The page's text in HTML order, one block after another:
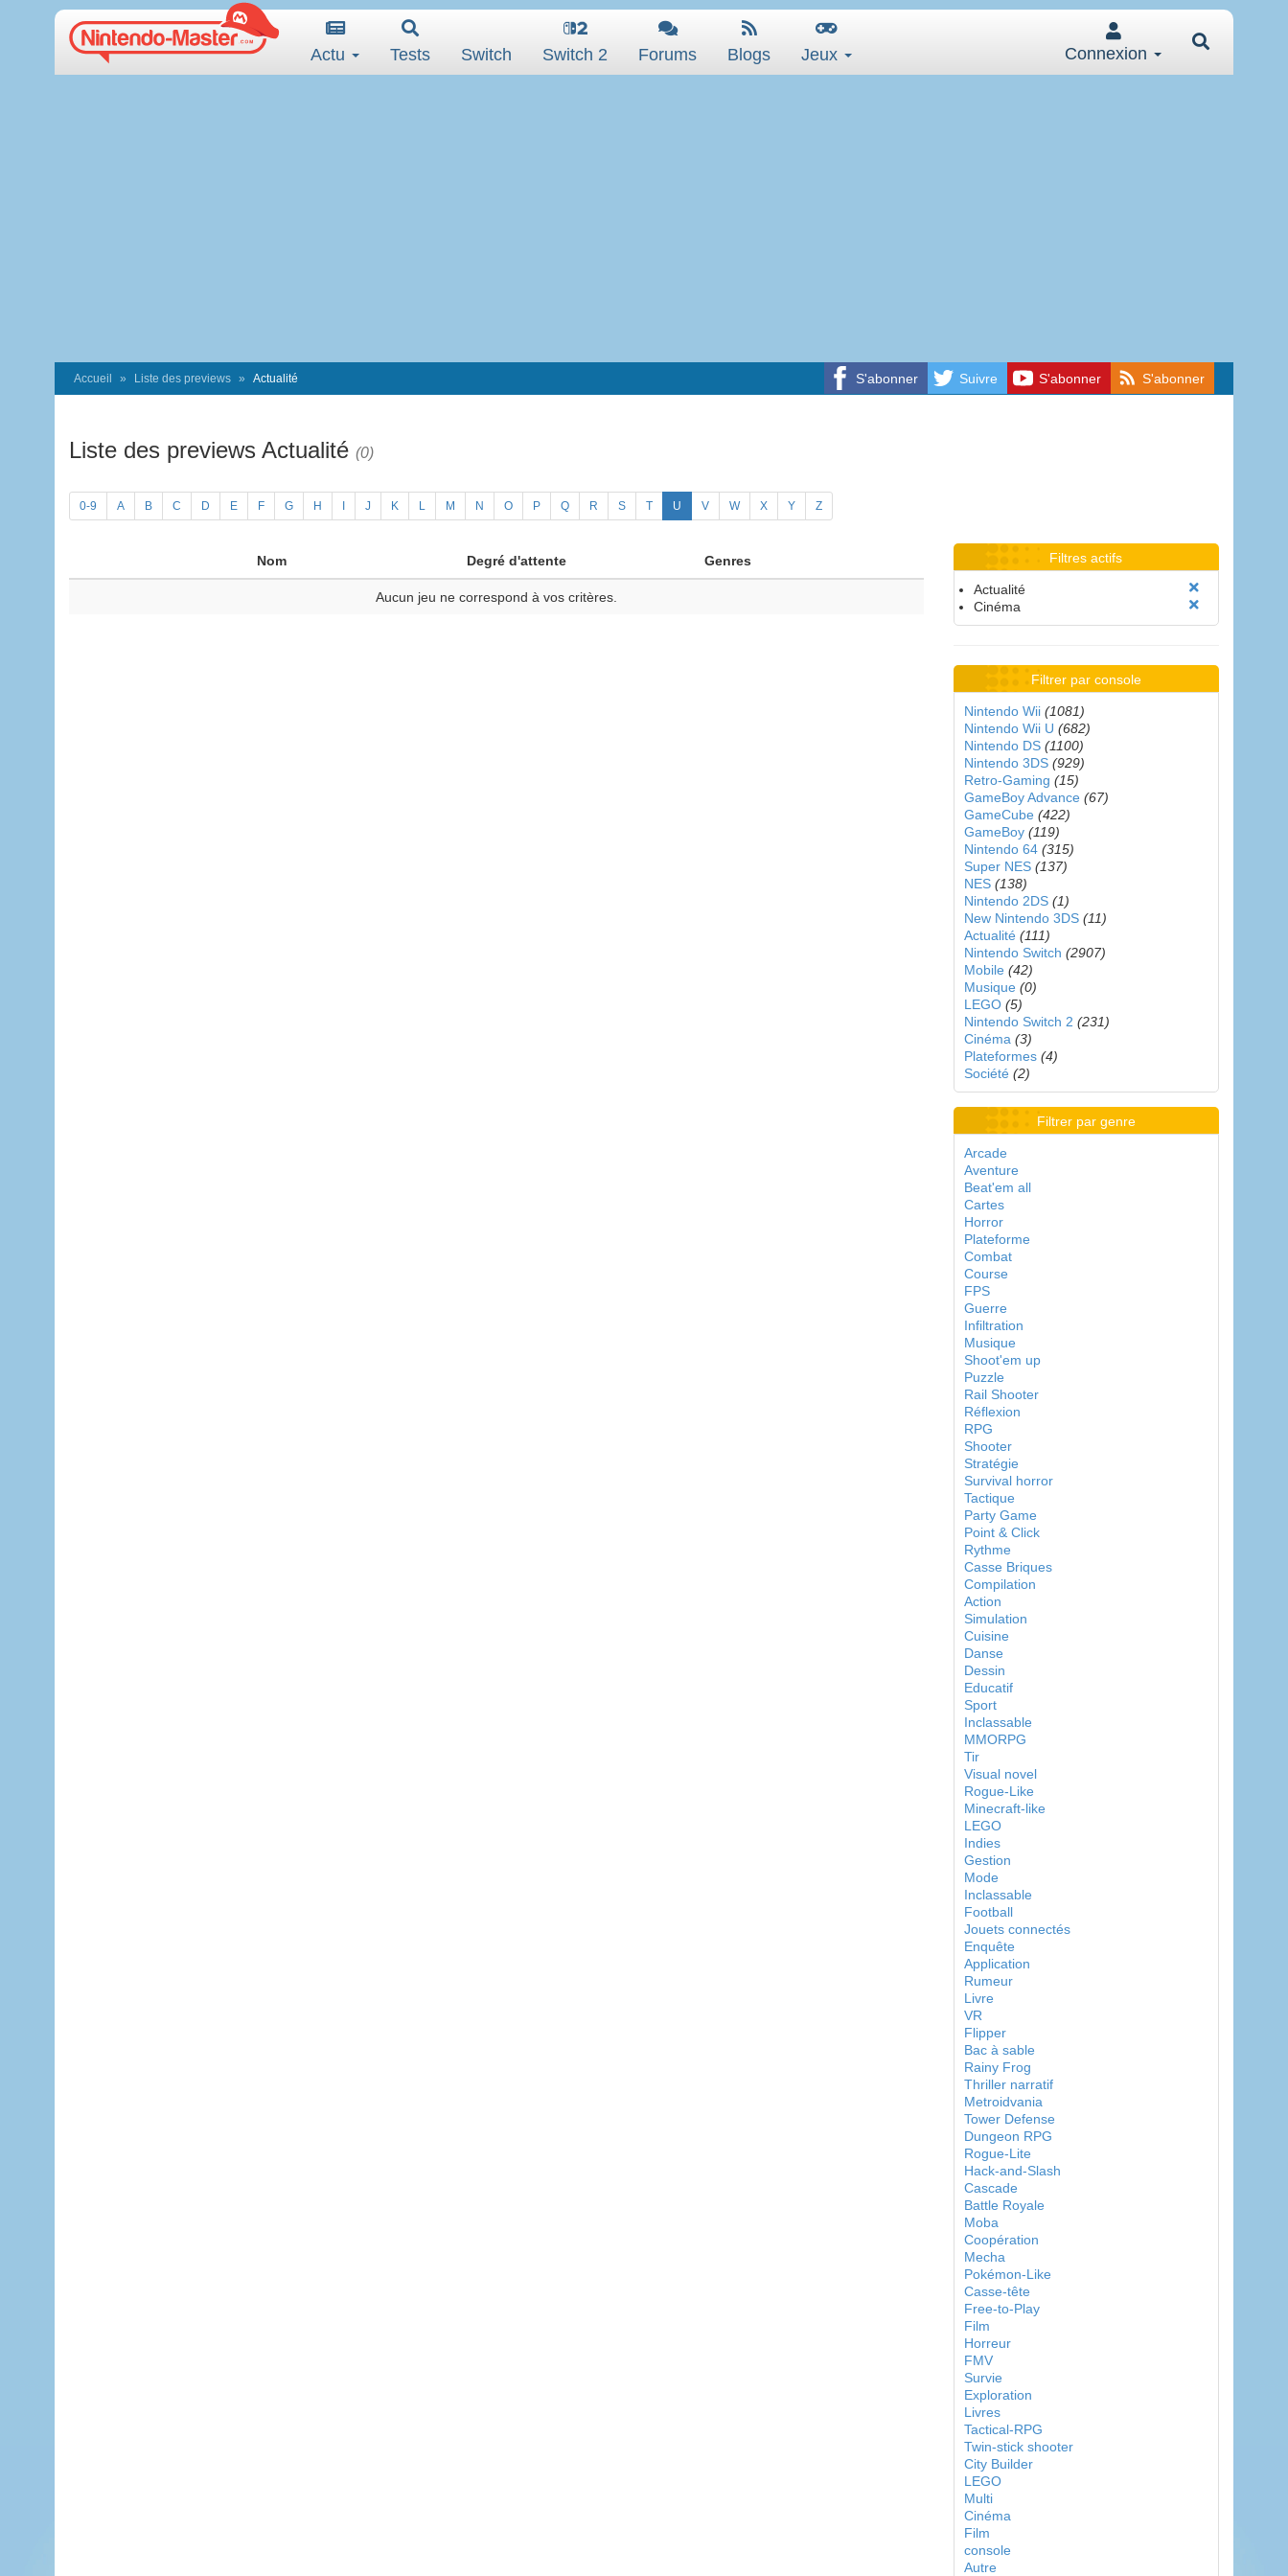
Actu Tests Switch Switch 2 Forums Blogs Jeux Connexion
S'abonner Suivre S'abonner S'abonner
Accueil Liste des previews Actualité
Liste des previews Actualité (0)
0-9 A B C D E F G H J K L M N O P Q R S T U V W X Y Z
Nom Degré d'attente Genres
Aucun jeu ne correspond à vos critères.
Filtres actifs
Actualité
Cinéma
Filtrer par console
Nintendo Wii (1081)
Nintendo Wii U (682)
Nintendo DS (1100)
Nintendo 3DS (929)
Retro-Gaming (15)
GameBoy Advance (67)
GameCube (422)
GameBoy (119)
Nintendo 64 (315)
Super NES (137)
NES (138)
Nintendo 2DS (1)
New Nintendo 3DS (11)
Actualité (111)
Nintendo Switch (2907)
Mobile (42)
Musique (0)
LEGO (5)
Nintendo Switch 2 (231)
Cinéma (3)
Plateformes (4)
Société (2)
Filtrer par genre
Arcade
Aventure
Beat'em all
Cartes
Horror
Plateforme
Combat
Course
FPS
Guerre
Infiltration
Musique
Shoot'em up
Puzzle
Rail Shooter
Réflexion
RPG
Shooter
Stratégie
Survival horror
Tactique
Party Game
Point & Click
Rythme
Casse Briques
Compilation
Action
Simulation
Cuisine
Danse
Dessin
Educatif
Sport
Inclassable
MMORPG
Tir
Visual novel
Rogue-Like
Minecraft-like
LEGO
Indies
Gestion
Mode
Inclassable
Football
Jouets connectés
Enquête
Application
Rumeur
Livre
VR
Flipper
Bac à sable
Rainy Frog
Thriller narratif
Metroidvania
Tower Defense
Dungeon RPG
Rogue-Lite
Hack-and-Slash
Cascade
Battle Royale
Moba
Coopération
Mecha
Pokémon-Like
Casse-tête
Free-to-Play
Film
Horreur
FMV
Survie
Exploration
Livres
Tactical-RPG
Twin-stick shooter
City Builder
LEGO
Multi
Cinéma
Film
console
Autre